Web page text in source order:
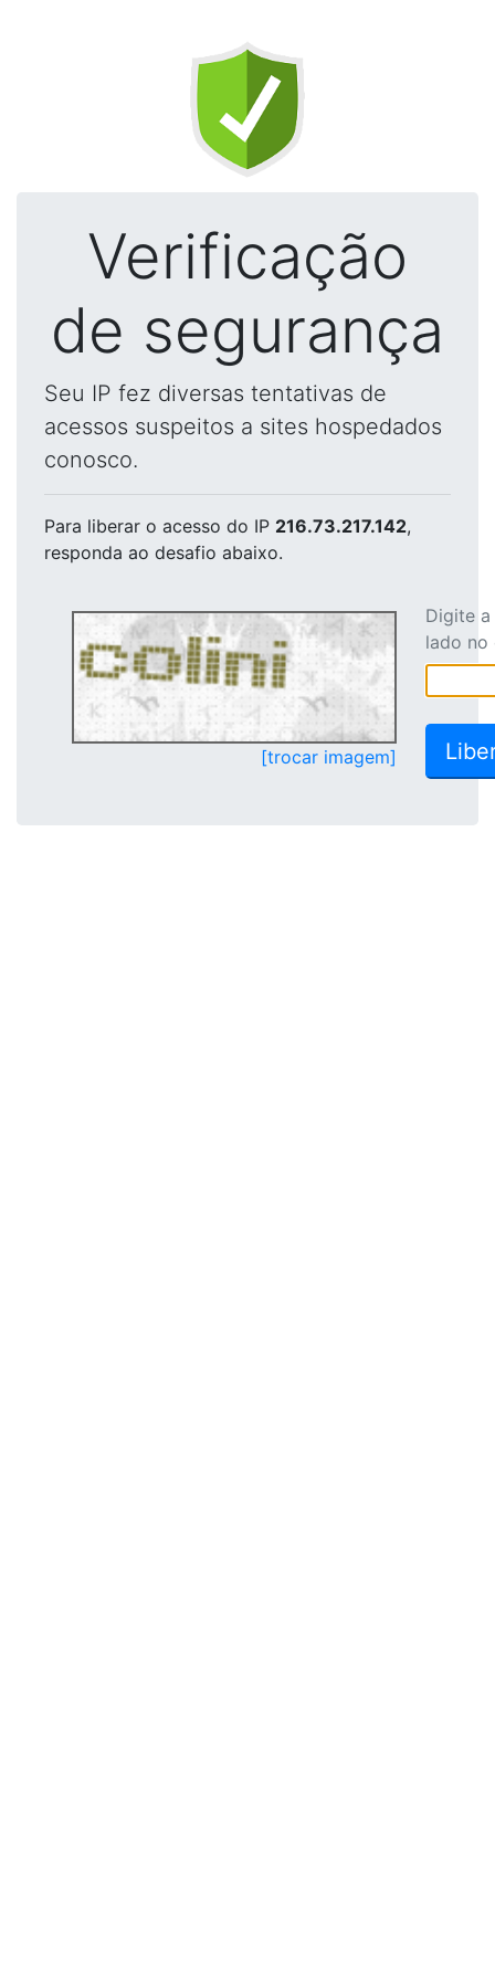
Verificação
de segurança
Seu IP fez diversas tentativas de
acessos suspeitos a sites hospedados
conosco.
Para liberar o acesso do IP 216.73.217.142,
responda ao desafio abaixo.
[trocar imagem]
Digite
lado no